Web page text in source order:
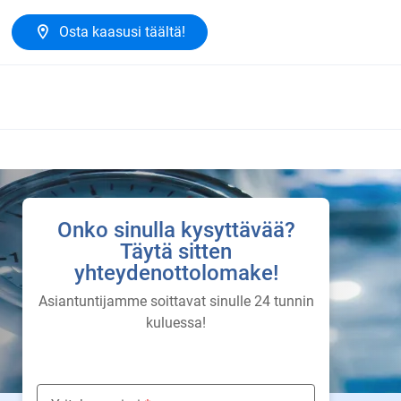
Osta kaasusi täältä!
Onko sinulla kysyttävää?
Täytä sitten
yhteydenottolomake!
Asiantuntijamme soittavat sinulle 24 tunnin
kuluessa!